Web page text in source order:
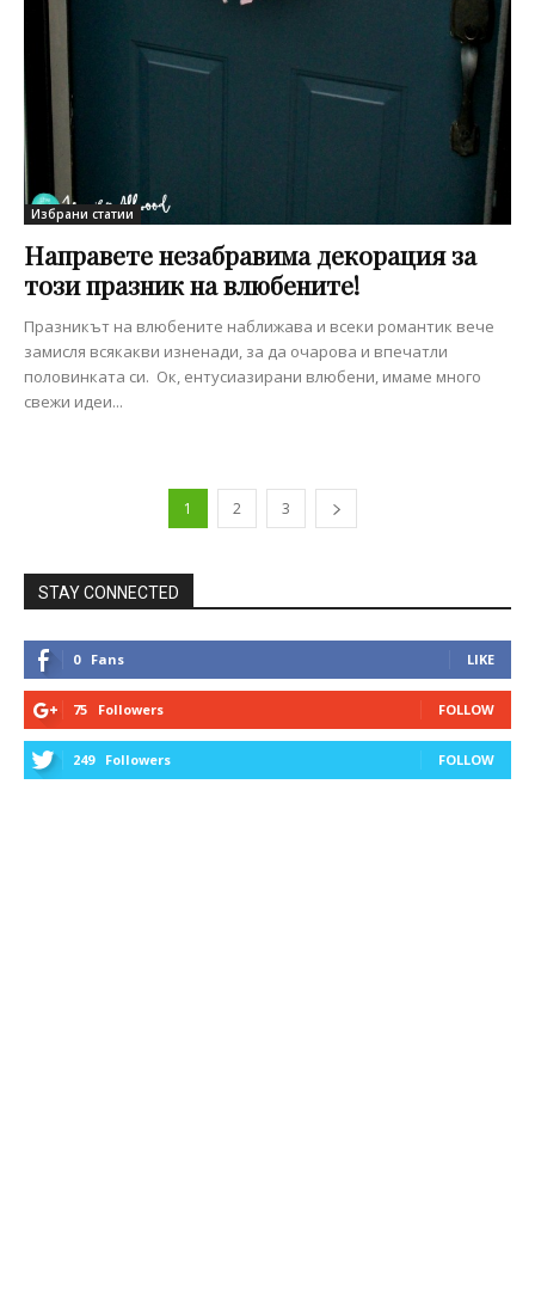
Избрани статии
Направете незабравима декорация за
този празник на влюбените!
Празникът на влюбените наближава и всеки романтик вече
замисля всякакви изненади, за да очарова и впечатли
половинката си. Ок, ентусиазирани влюбени, имаме много
свежи идеи...
1 2 3
STAY CONNECTED
0 Fans LIKE
75 Followers FOLLOW
249 Followers FOLLOW